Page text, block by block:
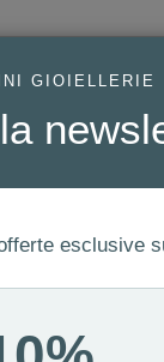
GIOIELLERIE
esclusive